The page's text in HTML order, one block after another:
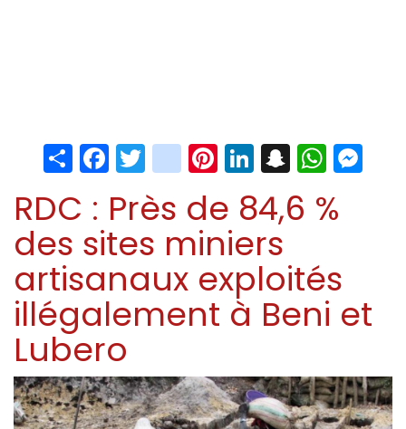
ShareFacebook
Twitter
instagram
Pinterest
LinkedIn
Snapchat
RDC : Près de 84,6 %
des sites miniers
artisanaux exploités
illégalement à Beni et
Lubero